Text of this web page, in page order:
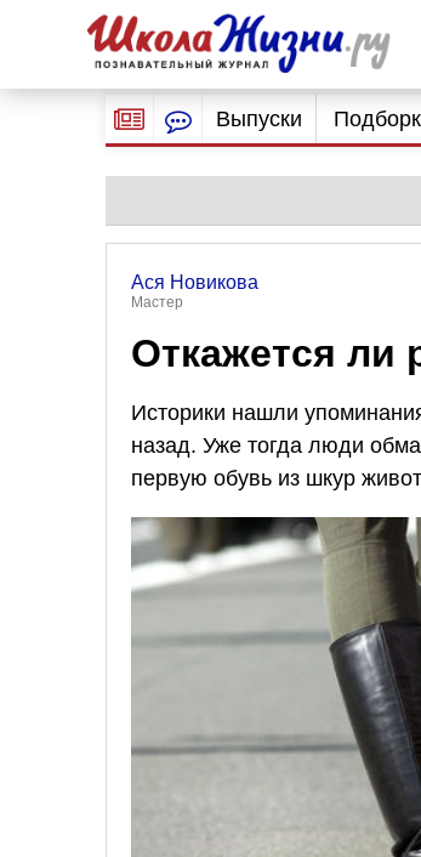
Выпуски
Ася Новикова
Мастер
Откажется ли
Историки нашли
назад. Уже тогда люди
первую обувь из шкур